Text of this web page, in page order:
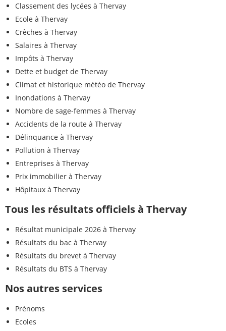
Classement des lycées à Thervay
Ecole à Thervay
Crèches à Thervay
Salaires à Thervay
Impôts à Thervay
Dette et budget de Thervay
Climat et historique météo de Thervay
Inondations à Thervay
Nombre de sage-femmes à Thervay
Accidents de la route à Thervay
Délinquance à Thervay
Pollution à Thervay
Entreprises à Thervay
Prix immobilier à Thervay
Hôpitaux à Thervay
Tous les résultats officiels à Thervay
Résultat municipale 2026 à Thervay
Résultats du bac à Thervay
Résultats du brevet à Thervay
Résultats du BTS à Thervay
Nos autres services
Prénoms
Ecoles